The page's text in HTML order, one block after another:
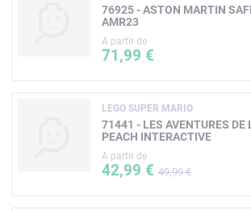
76925 - ASTON MARTIN
AMR23
A partir de
71,99 €
LEGO SUPER MARIO
71441 - LES AVENTURES DE
PEACH INTERACTIVE
A partir de
42,99 € 49,99 €